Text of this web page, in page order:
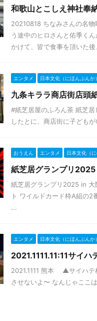
和歌山とこしえ神社奉
20210818 ちなみさんの名
う途中のヒロさんと佑季く
かけて、皆で食事を頂いた後
エンタメ 日本文化（にほんぶんか）
九条キララ商店街店頭
#紙芝居屋のふろん茶 紙芝居
したとに、商店街に子ども
おうえん エンタメ 日本文化（に
紙芝居グランプリ2025
紙芝居グランプリ2025 in
ト ワイルドカード枠A組の2
...
エンタメ 日本文化（にほんぶんか）
2021.1111.11:11サイハ
2021.1111 熊本 ▲サイハテ
させないよ〜 なんじゃここ